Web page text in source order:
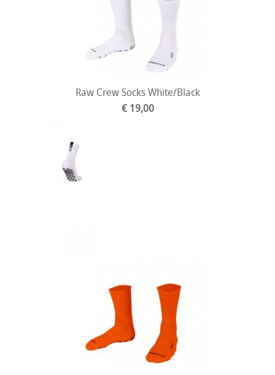
Raw Crew Socks White/Black
€ 19,00